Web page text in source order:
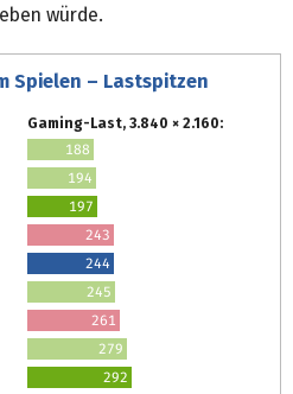
würde.
Spielen – Lastspitzen
Gaming-Last, 3.840 × 2.160:
188
194
197
243
244
245
261
279
292